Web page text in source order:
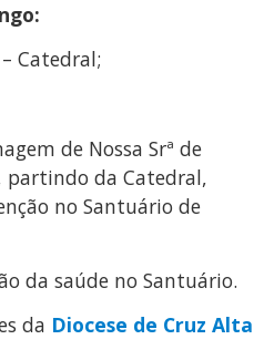
Catedral;
de Nossa Srª de
partindo da Catedral,
no Santuário de
da saúde no Santuário.
da Diocese de Cruz Alta